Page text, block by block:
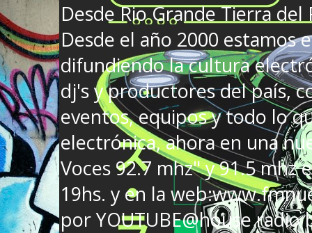
Desde Rio Grande Tierra
Desde el año 2000 estamos
difundiendo la cultura
dj's y productores del país,
eventos, equipos y todo lo
electrónica, ahora en una
Voces 92.7 mhz" y 91.5 mhz
19hs. y en la
por YOUTUBE@house radio